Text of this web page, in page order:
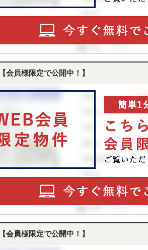
【会員様限定で公開中！】
【会員様限定で公開中！】